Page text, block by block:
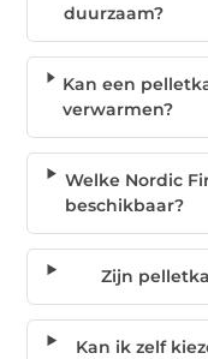
duurzaam?
Kan een
verwarmen?
Welke Nordic
beschikbaar?
Zijn
Kan ik zelf